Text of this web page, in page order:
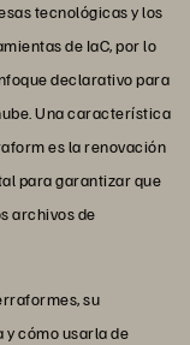
tecnológicas y los
de IaC, por lo
declarativo para
Una característica
es la renovación
para garantizar que
archivos de
su
cómo usarla de